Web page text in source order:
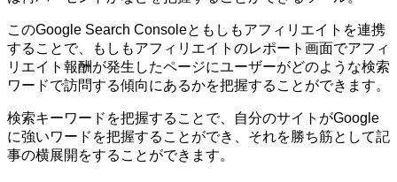
このGoogle Search Consoleともしもアフィリエイトを連携
することで、もしもアフィリエイトのレポート画面でアフィ
リエイト報酬が発生したページにユーザーがどのような検索
ワードで訪問する傾向にあるかを把握することができます。
検索キーワードを把握することで、自分のサイトがGoogle
に強いワードを把握することができ、それを勝ち筋として記
事の横展開をすることができます。